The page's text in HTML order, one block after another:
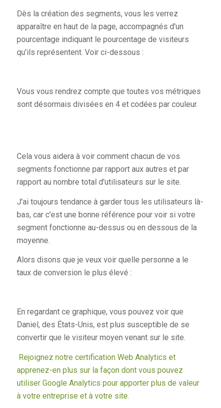
Dès la création des segments, vous les verrez
apparaître en haut de la page, accompagnés d'un
pourcentage indiquant le pourcentage de visiteurs
qu'ils représentent. Voir ci-dessous :
Vous vous rendrez compte que toutes vos métriques
sont désormais divisées en 4 et codées par couleur.
Cela vous aidera à voir comment chacun de vos
segments fonctionne par rapport aux autres et par
rapport au nombre total d'utilisateurs sur le site.
J'ai toujours tendance à garder tous les utilisateurs là-
bas, car c'est une bonne référence pour voir si votre
segment fonctionne au-dessus ou en dessous de la
moyenne.
Alors disons que je veux voir quelle personne a le
taux de conversion le plus élevé :
En regardant ce graphique, vous pouvez voir que
Daniel, des États-Unis, est plus susceptible de se
convertir que le visiteur moyen venant sur le site.
Rejoignez notre certification Web Analytics et
apprenez-en plus sur la façon dont vous pouvez
utiliser Google Analytics pour apporter plus de valeur
à votre entreprise et à votre site.